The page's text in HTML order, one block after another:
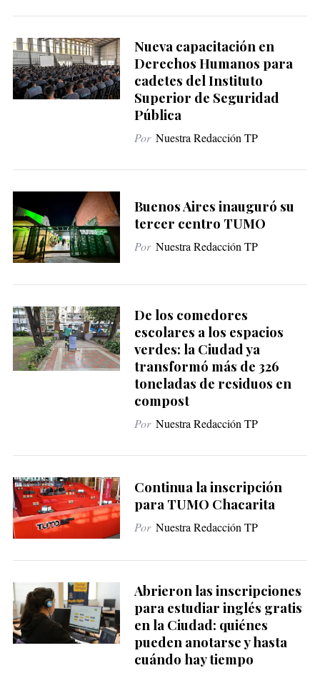
Nueva capacitación en
Derechos Humanos para
cadetes del Instituto
Superior de Seguridad
Pública
Por Nuestra Redacción TP
Buenos Aires inauguró su
tercer centro TUMO
Por Nuestra Redacción TP
De los comedores
escolares a los espacios
verdes: la Ciudad ya
transformó más de 326
toneladas de residuos en
compost
Por Nuestra Redacción TP
Continua la inscripción
para TUMO Chacarita
Por Nuestra Redacción TP
Abrieron las inscripciones
para estudiar inglés gratis
en la Ciudad: quiénes
pueden anotarse y hasta
cuándo hay tiempo